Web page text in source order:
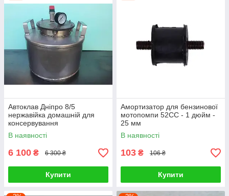
Автоклав Дніпро 8/5
нержавійка домашній для
консервування
В наявності
6 100 ₴ 6 300 ₴
Купити
Амортизатор для бензинової
мотопомпи 52СС - 1 дюйм -
25 мм
В наявності
103 ₴ 106 ₴
Купити